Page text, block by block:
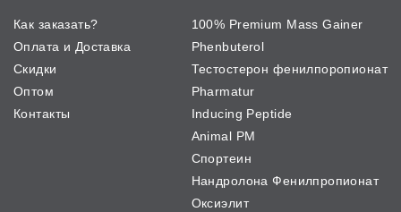
Как заказать?
Оплата и Доставка
Скидки
Оптом
Контакты
100% Premium Mass Gainer
Phenbuterol
Тестостерон фенилпоропионат
Pharmatur
Inducing Peptide
Animal PM
Спортеин
Нандролона Фенилпропионат
Оксиэлит